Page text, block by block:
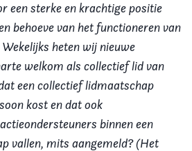
een sterke en krachtige positie
behoeve van het functioneren van
heten wij nieuwe
welkom als collectief lid van
een collectief lidmaatschap
kost en dat ook
binnen een
vallen, mits aangemeld? (Het